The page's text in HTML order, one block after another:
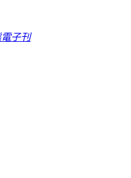
電子刊